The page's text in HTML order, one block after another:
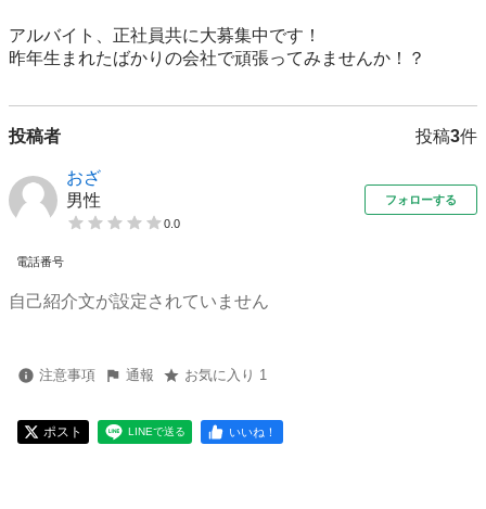
アルバイト、正社員共に大募集中です！
投稿者 投稿3件
おざ
男性
0.0
フォローする
電話番号
自己紹介文が設定されていません
注意事項 通報 お気に入り 1
ポスト LINEで送る いいね！